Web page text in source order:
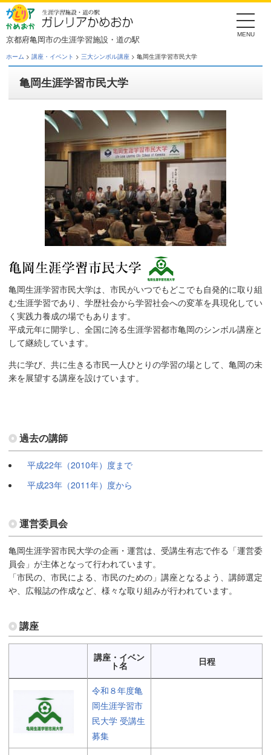
Skip
to
the
content
京都府亀岡市の生涯学習施設・道の駅
ホーム > 講座・イベント > 三大シンボル講座 > 亀岡生涯学習市民大学
亀岡生涯学習市民大学
亀岡生涯学習市民大学は、市民がいつでもどこでも自発的に取り組
む生涯学習であり、学歴社会から学習社会への変革を具現化してい
く実践力養成の場でもあります。
平成元年に開学し、全国に誇る生涯学習都市亀岡のシンボル講座と
して継続しています。
共に学び、共に生きる市民一人ひとりの学習の場として、亀岡の未
来を展望する講座を設けています。
過去の講師
平成22年（2010年）度まで
平成23年（2011年）度から
運営委員会
亀岡生涯学習市民大学の企画・運営は、受講生有志で作る「運営委
員会」が主体となって行われています。
「市民の、市民による、市民のための」講座となるよう、講師選定
や、広報誌の作成など、様々な取り組みが行われています。
講座
講座・イベン
ト名 日程
令和８年度亀
岡生涯学習市
民大学 受講生
募集